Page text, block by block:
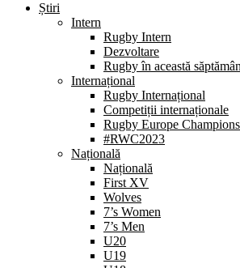
Știri
Intern
Rugby Intern
Dezvoltare
Rugby în această
Internațional
Rugby Internațional
Competiții internaționale
Rugby Europe
#RWC2023
Națională
Națională
First XV
Wolves
7’s Women
7’s Men
U20
U19